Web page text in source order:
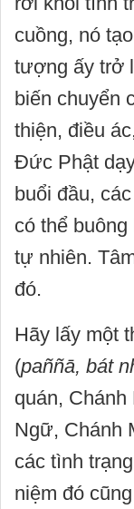
cuồng, nó
tượng ấy trở
biến chuyển
thiện, điều
Đức Phật
buổi đầu,
có thể
tự nhiên.
đó.
Hãy lấy một
(paññā, bát
quán,
Ngữ, Chánh
các tình
niệm đó